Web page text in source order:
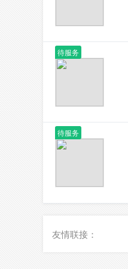
待服务
待服务
友情联接：